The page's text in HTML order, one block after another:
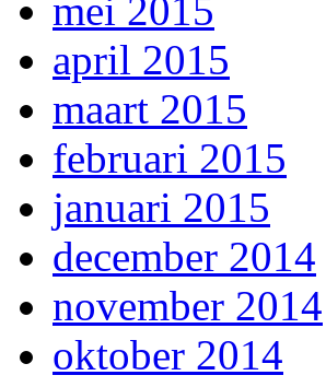
mei 2015
april 2015
maart 2015
februari 2015
januari 2015
december 2014
november 2014
oktober 2014